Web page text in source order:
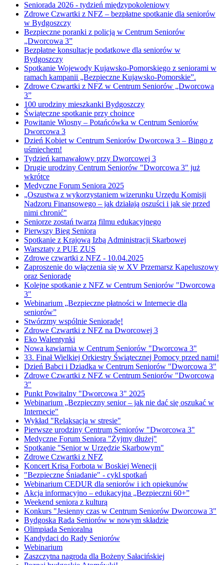
Seniorada 2026 - tydzień międzypokoleniowy
Zdrowe Czwartki z NFZ – bezpłatne spotkanie dla seniorów
w Bydgoszczy
Bezpieczne poranki z policją w Centrum Seniorów
„Dworcowa 3”
Bezpłatne konsultacje podatkowe dla seniorów w
Bydgoszczy
Spotkanie Wojewody Kujawsko-Pomorskiego z seniorami w
ramach kampanii „Bezpieczne Kujawsko-Pomorskie”.
Zdrowe Czwartki z NFZ w Centrum Seniorów „Dworcowa
3”
100 urodziny mieszkanki Bydgoszczy
Świąteczne spotkanie przy choince
Powitanie Wiosny – Potańcówka w Centrum Seniorów
Dworcowa 3
Dzień Kobiet w Centrum Seniorów Dworcowa 3 – Bingo z
uśmiechem!
Tydzień karnawałowy przy Dworcowej 3
Drugie urodziny Centrum Seniorów "Dworcowa 3" już
wkrótce
Medyczne Forum Seniora 2025
„Oszustwa z wykorzystaniem wizerunku Urzędu Komisji
Nadzoru Finansowego – jak działają oszuści i jak się przed
nimi chronić"
Seniorze zostań twarzą filmu edukacyjnego
Pierwszy Bieg Seniora
Spotkanie z Krajową Izbą Administracji Skarbowej
Warsztaty z PUE ZUS
Zdrowe czwartki z NFZ - 10.04.2025
Zaproszenie do włączenia się w XV Przemarsz Kapeluszowy
oraz Senioradę
Kolejne spotkanie z NFZ w Centrum Seniorów "Dworcowa
3"
Webinarium „Bezpieczne płatności w Internecie dla
seniorów”
Stwórzmy wspólnie Senioradę!
Zdrowe Czwartki z NFZ na Dworcowej 3
Eko Walentynki
Nowa kawiarnia w Centrum Seniorów "Dworcowa 3"
33. Finał Wielkiej Orkiestry Świątecznej Pomocy przed nami!
Dzień Babci i Dziadka w Centrum Seniorów "Dworcowa 3"
Zdrowe Czwartki z NFZ w Centrum Seniorów "Dworcowa
3"
Punkt Powitalny "Dworcowa 3" 2025
Webinarium „Bezpieczny senior – jak nie dać się oszukać w
Internecie"
Wykład "Relaksacja w stresie"
Pierwsze urodziny Centrum Seniorów "Dworcowa 3"
Medyczne Forum Seniora "Żyjmy dłużej"
Spotkanie "Senior w Urzędzie Skarbowym"
Zdrowe Czwartki z NFZ
Koncert Krisa Forbota w Boskiej Wenecji
"Bezpieczne Śniadanie" - cykl spotkań
Webinarium CEDUR dla seniorów i ich opiekunów
Akcja informacyjno – edukacyjna „Bezpieczni 60+”
Weekend seniora z kulturą
Konkurs "Jesienny czas w Centrum Seniorów Dworcowa 3"
Bydgoska Rada Seniorów w nowym składzie
Olimpiada Senioralna
Kandydaci do Rady Seniorów
Webinarium
Zaszczytna nagroda dla Bożeny Sałacińskiej